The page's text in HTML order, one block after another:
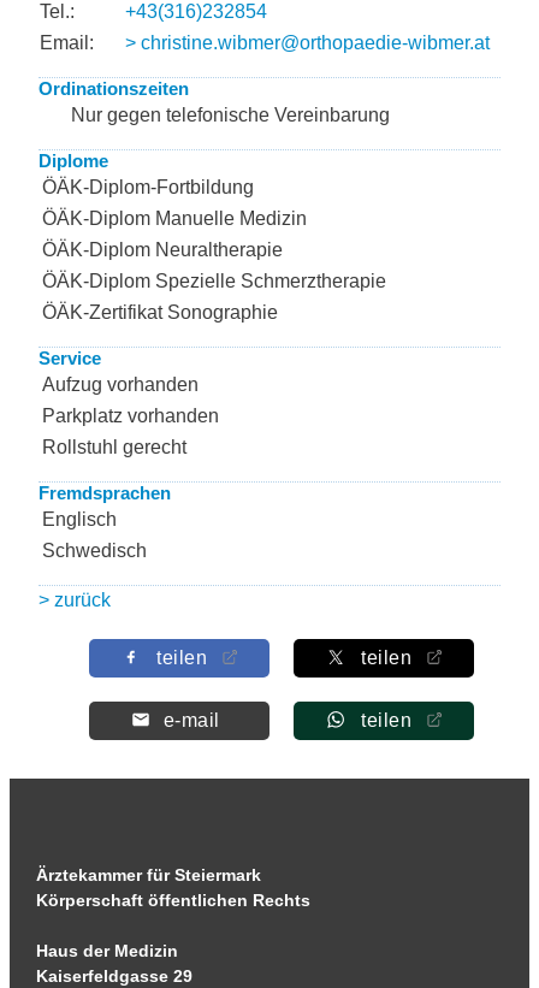
Tel.:
+43(316)232854
Email:
> christine.wibmer@orthopaedie-wibmer.at
Ordinationszeiten
Nur gegen telefonische Vereinbarung
Diplome
ÖÄK-Diplom-Fortbildung
ÖÄK-Diplom Manuelle Medizin
ÖÄK-Diplom Neuraltherapie
ÖÄK-Diplom Spezielle Schmerztherapie
ÖÄK-Zertifikat Sonographie
Service
Aufzug vorhanden
Parkplatz vorhanden
Rollstuhl gerecht
Fremdsprachen
Englisch
Schwedisch
> zurück
teilen teilen
e-mail teilen
Ärztekammer für Steiermark
Körperschaft öffentlichen Rechts
Haus der Medizin
Kaiserfeldgasse 29